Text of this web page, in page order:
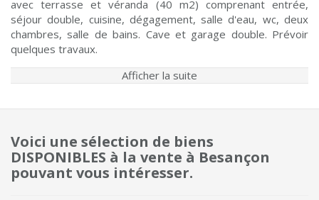
avec terrasse et véranda (40 m2) comprenant entrée,
séjour double, cuisine, dégagement, salle d'eau, wc, deux
chambres, salle de bains. Cave et garage double. Prévoir
quelques travaux.
Afficher la suite
Voici une sélection de biens
DISPONIBLES à la vente à Besançon
pouvant vous intéresser.